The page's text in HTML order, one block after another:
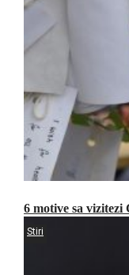
6 motive sa vizitezi
Stiri